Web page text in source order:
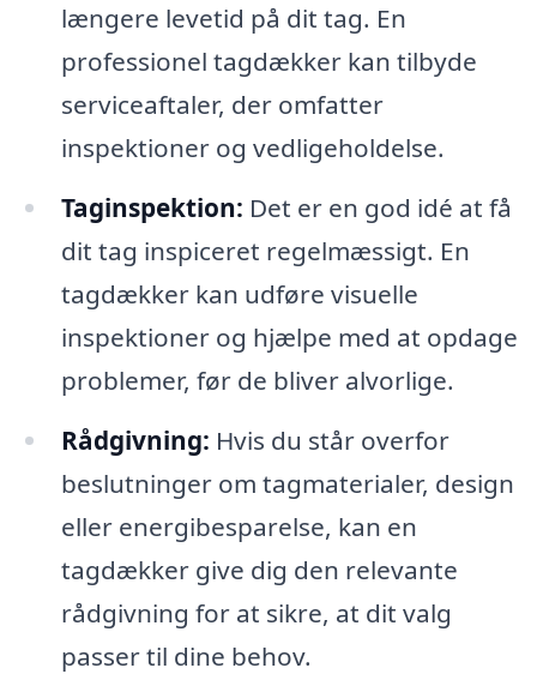
længere levetid på dit tag. En
professionel tagdækker kan tilbyde
serviceaftaler, der omfatter
inspektioner og vedligeholdelse.
Taginspektion: Det er en god idé at få
dit tag inspiceret regelmæssigt. En
tagdækker kan udføre visuelle
inspektioner og hjælpe med at opdage
problemer, før de bliver alvorlige.
Rådgivning: Hvis du står overfor
beslutninger om tagmaterialer, design
eller energibesparelse, kan en
tagdækker give dig den relevante
rådgivning for at sikre, at dit valg
passer til dine behov.